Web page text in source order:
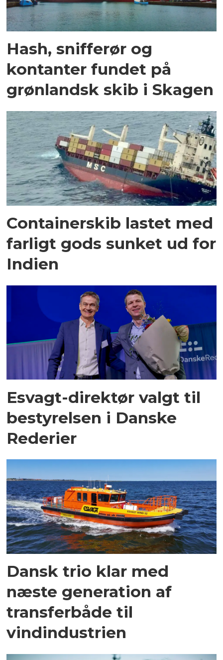
Hash, snifferør og
kontanter fundet på
grønlandsk skib i Skagen
Containerskib lastet med
farligt gods sunket ud for
Indien
Esvagt-direktør valgt til
bestyrelsen i Danske
Rederier
Dansk trio klar med
næste generation af
transferbåde til
vindindustrien